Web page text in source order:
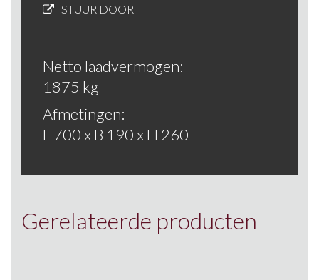
STUUR DOOR
Netto laadvermogen:
1875 kg
Afmetingen:
L 700 x B 190 x H 260
Gerelateerde producten